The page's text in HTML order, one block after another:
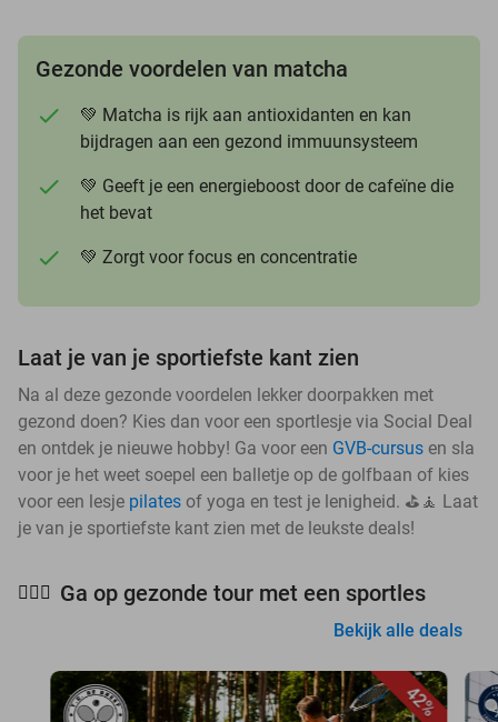
Gezonde voordelen van matcha
💚 Matcha is rijk aan antioxidanten en kan
bijdragen aan een gezond immuunsysteem
💚 Geeft je een energieboost door de cafeïne die
het bevat
💚 Zorgt voor focus en concentratie
Laat je van je sportiefste kant zien
Na al deze gezonde voordelen lekker doorpakken met
gezond doen? Kies dan voor een sportlesje via Social Deal
en ontdek je nieuwe hobby! Ga voor een GVB-cursus en sla
voor je het weet soepel een balletje op de golfbaan of kies
voor een lesje pilates of yoga en test je lenigheid. ⛳🧘 Laat
je van je sportiefste kant zien met de leukste deals!
🧘🏻‍♀️ Ga op gezonde tour met een sportles
Bekijk alle deals
42%